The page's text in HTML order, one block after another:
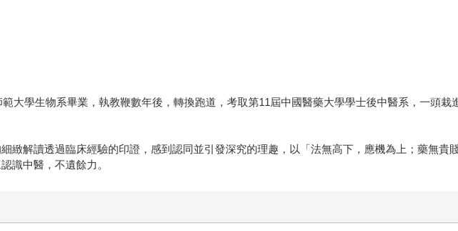
大學生物系畢業，執教鞭數年後，轉換跑道，考取第11屆中國醫藥大學學士後中醫系，一頭
緻解讀透過臨床經驗的印證，感到認同並引發深究的理趣，以「法無高下，應機為上；藥無貴
識中醫，不遺餘力。